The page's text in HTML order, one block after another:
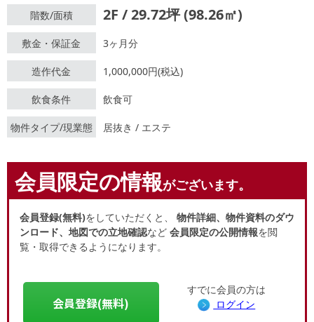
階数/面積 2F / 29.72坪 (98.26㎡)
敷金・保証金 3ヶ月分
造作代金 1,000,000円(税込)
飲食条件 飲食可
物件タイプ/現業態 居抜き / エステ
会員限定の情報がございます。
会員登録(無料)をしていただくと、 物件詳細、物件資料のダウ
ンロード、地図での立地確認など 会員限定の公開情報を閲
覧・取得できるようになります。
会員登録(無料)
すでに会員の方は
ログイン